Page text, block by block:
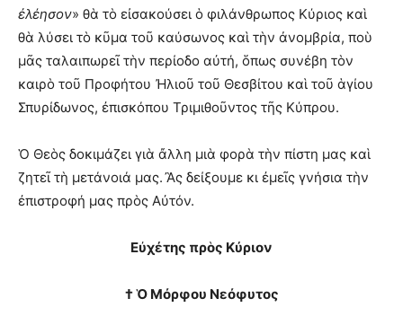
ἐλέησον» θὰ τὸ εἰσακούσει ὁ φιλάνθρωπος Κύριος καὶ
θὰ λύσει τὸ κῦμα τοῦ καύσωνος καὶ τὴν ἀνομβρία, ποὺ
μᾶς ταλαιπωρεῖ τὴν περίοδο αὐτή, ὅπως συνέβη τὸν
καιρὸ τοῦ Προφήτου Ἠλιοῦ τοῦ Θεσβίτου καὶ τοῦ ἁγίου
Σπυρίδωνος, ἐπισκόπου Τριμιθοῦντος τῆς Κύπρου.
Ὁ Θεὸς δοκιμάζει γιὰ ἄλλη μιὰ φορὰ τὴν πίστη μας καὶ
ζητεῖ τὴ μετάνοιά μας. Ἂς δείξουμε κι ἐμεῖς γνήσια τὴν
ἐπιστροφή μας πρὸς Αὐτόν.
Εὐχέτης πρὸς Κύριον
† Ὁ Μόρφου Νεόφυτος